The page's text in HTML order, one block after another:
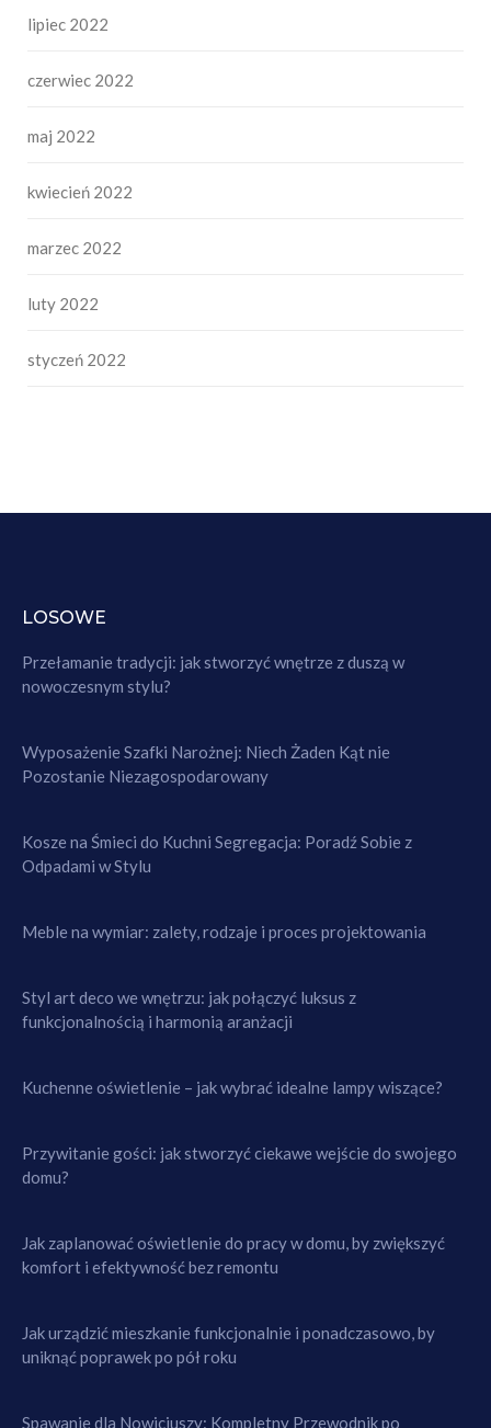
lipiec 2022
czerwiec 2022
maj 2022
kwiecień 2022
marzec 2022
luty 2022
styczeń 2022
LOSOWE
Przełamanie tradycji: jak stworzyć wnętrze z duszą w
nowoczesnym stylu?
Wyposażenie Szafki Narożnej: Niech Żaden Kąt nie
Pozostanie Niezagospodarowany
Kosze na Śmieci do Kuchni Segregacja: Poradź Sobie z
Odpadami w Stylu
Meble na wymiar: zalety, rodzaje i proces projektowania
Styl art deco we wnętrzu: jak połączyć luksus z
funkcjonalnością i harmonią aranżacji
Kuchenne oświetlenie – jak wybrać idealne lampy wiszące?
Przywitanie gości: jak stworzyć ciekawe wejście do swojego
domu?
Jak zaplanować oświetlenie do pracy w domu, by zwiększyć
komfort i efektywność bez remontu
Jak urządzić mieszkanie funkcjonalnie i ponadczasowo, by
uniknąć poprawek po pół roku
Spawanie dla Nowicjuszy: Kompletny Przewodnik po